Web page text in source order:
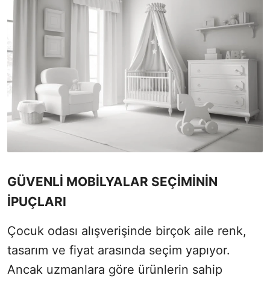
GÜVENLİ MOBİLYALAR SEÇİMİNİN
İPUÇLARI
Çocuk odası alışverişinde birçok aile renk,
tasarım ve fiyat arasında seçim yapıyor.
Ancak uzmanlara göre ürünlerin sahip